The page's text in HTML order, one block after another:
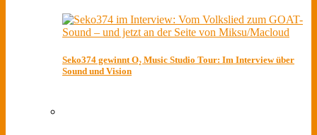
Seko374 gewinnt O₂ Music Studio Tour: Im Interview über
Sound und Vision